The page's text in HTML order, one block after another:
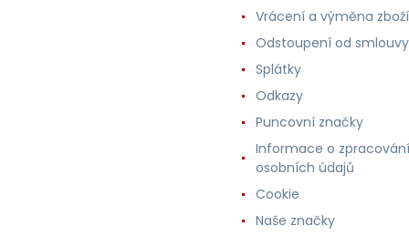
Vrácení a výměna zboží
Odstoupení od smlouvy
Splátky
Odkazy
Puncovní značky
Informace o zpracování
osobních údajů
Cookie
Naše značky